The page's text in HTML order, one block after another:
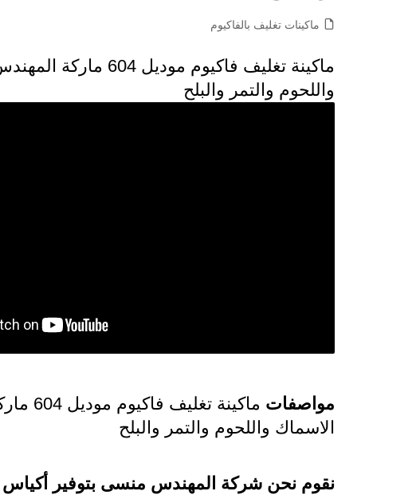
ماكينات تغليف بالفاكيوم
ماكينة تغليف فاكيوم
واللحوم والتمر والبلح
مواصفات
الاسماك واللحوم والتمر والبلح
نقوم نحن شركة المهندس منسى بتوفير أكياس